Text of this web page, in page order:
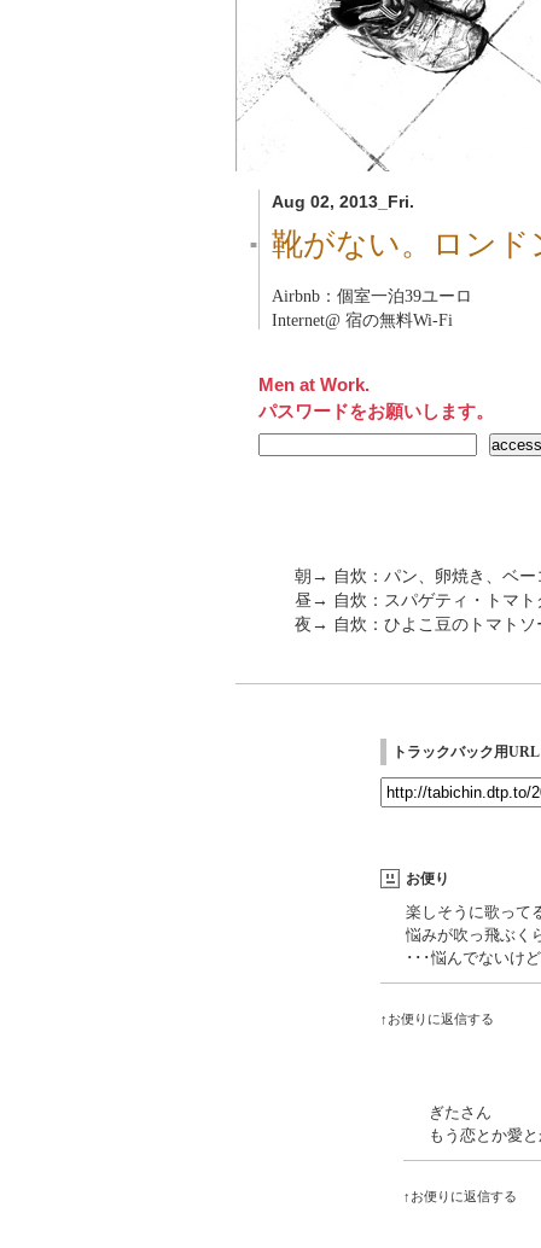
Aug 02, 2013_Fri.
■ 靴がない。ロン
Airbnb：個室一泊39ユーロ
Internet@ 宿の無料Wi-Fi
Men at Work.
パスワードをお願いします。
朝→ 自炊：パン、卵焼き、ベー
昼→ 自炊：スパゲティ・トマト
夜→ 自炊：ひよこ豆のトマトソ
トラックバック用URL
お便り
楽しそうに歌って
悩みが吹っ飛ぶく
･･･悩んでないけ
↑お便りに返信する
ぎたさん
もう恋とか愛
↑お便りに返信する